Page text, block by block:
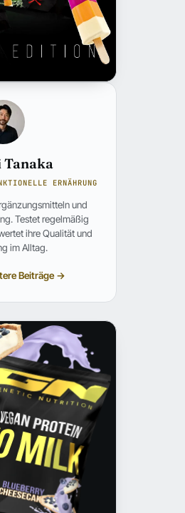
ERNÄHRUNG
und
Testet regelmäßig
ihre Qualität und
im Alltag.
Beiträge →